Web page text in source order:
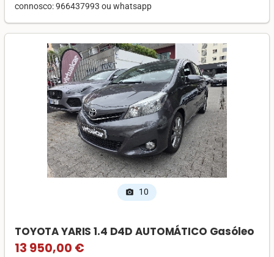
connosco: 966437993 ou whatsapp
photo_camera 10
TOYOTA YARIS 1.4 D4D AUTOMÁTICO Gasóleo
13 950,00 €